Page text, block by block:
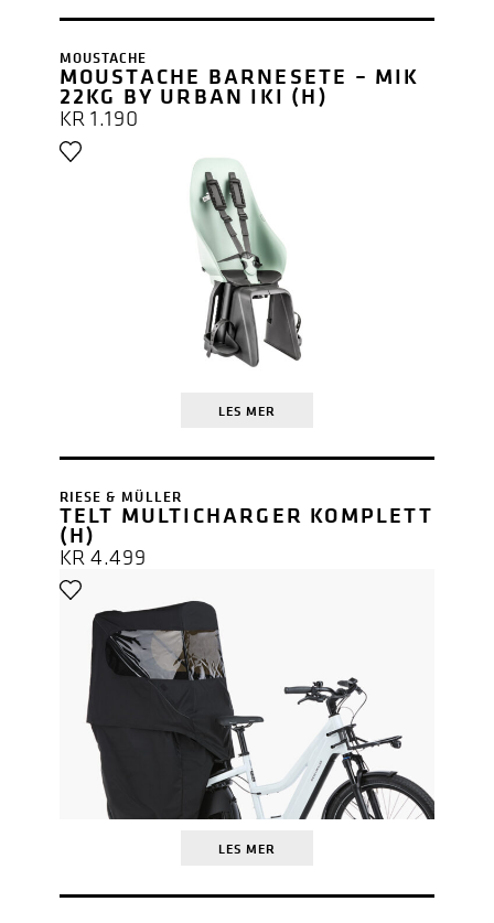
MOUSTACHE
MOUSTACHE BARNESETE – MIK
22KG BY URBAN IKI (H)
KR1.190
LES MER
RIESE & MÜLLER
TELT MULTICHARGER KOMPLETT
(H)
KR 4.499
LES MER